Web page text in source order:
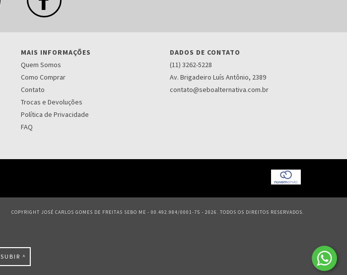
MAIS INFORMAÇÕES
Quem Somos
Como Comprar
Contato
Trocas e Devoluções
Política de Privacidade
FAQ
DADOS DE CONTATO
(11) 3262-5228
Av. Brigadeiro Luís Antônio, 2389
contato@seboalternativa.com.br
COPYRIGHT JOSÉ CARLOS GOMES DE FREITAS SEBO ME - 00.492.984/0001-75 - 2026. TODOS OS DIREITOS RESERVADOS.
SUBIR ^